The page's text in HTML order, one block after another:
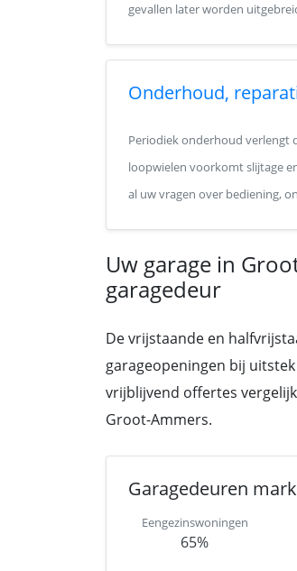
gevallen later worden
Onderhoud,
Periodiek onderhoud verlengt
loopwielen voorkomt slijtage
al uw vragen over bediening,
Uw garage in
garagedeur
De vrijstaande en
garageopeningen bij
vrijblijvend offertes
Groot-Ammers.
Garagedeuren
Eengezinswoningen
65%